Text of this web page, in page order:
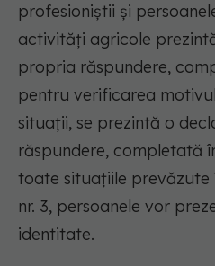
profesioniștii și
activități agricole
propria răspundere,
pentru verificarea
situații, se prezintă o
răspundere, completată
toate situațiile prevăzute
nr. 3, persoanele vor
identitate.